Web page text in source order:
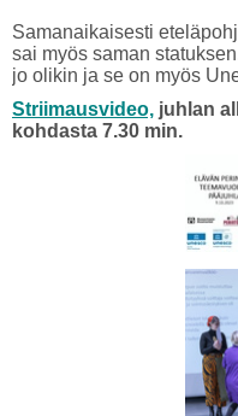
Samanaikaisesti
sai myös saman
jo olikin ja se on myös
Striimausvideo, juhlan
kohdasta 7.30 min.